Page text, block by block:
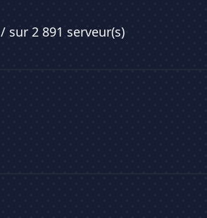
/ sur 2 891 serveur(s)